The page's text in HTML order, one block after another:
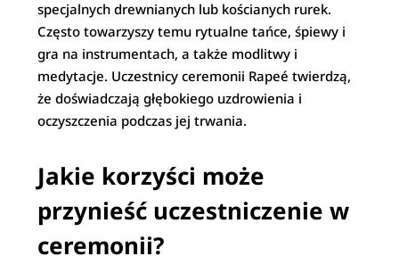
specjalnych drewnianych lub kościanych rurek.
Często towarzyszy temu rytualne tańce, śpiewy i
gra na instrumentach, a także modlitwy i
medytacje. Uczestnicy ceremonii Rapeé twierdzą,
że doświadczają głębokiego uzdrowienia i
oczyszczenia podczas jej trwania.
Jakie korzyści może
przynieść uczestniczenie w
ceremonii?